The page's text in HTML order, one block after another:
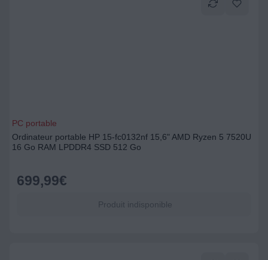
PC portable
Ordinateur portable HP 15-fc0132nf 15,6" AMD Ryzen 5 7520U
16 Go RAM LPDDR4 SSD 512 Go
699,99€
Produit indisponible